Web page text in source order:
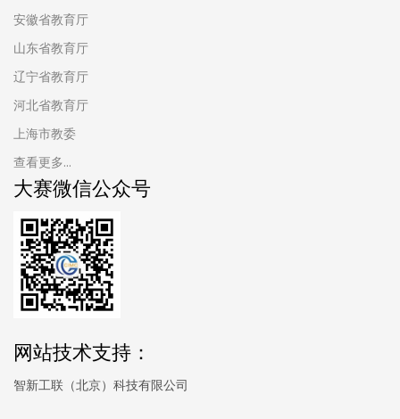
安徽省教育厅
山东省教育厅
辽宁省教育厅
河北省教育厅
上海市教委
查看更多...
大赛微信公众号
网站技术支持：
智新工联（北京）科技有限公司